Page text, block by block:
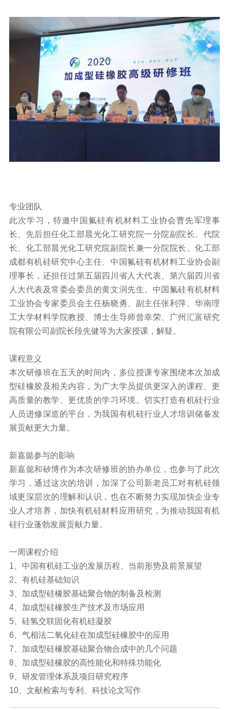
专业团队
此次学习，特邀中国氟硅有机材料工业协会曹先军理事
长、先后担任化工部晨光化工研究院一分院副院长、代院
长、化工部晨光化工研究院副院长兼一分院院长、化工部
成都有机硅研究中心主任、中国氟硅有机材料工业协会副
理事长，还担任过第五届四川省人大代表、第六届四川省
人大代表及常委会委员的黄文润先生、中国氟硅有机材料
工业协会专家委员会主任杨晓勇、副主任张利萍、华南理
工大学材料学院教授、博士生导师曾幸荣、广州汇富研究
院有限公司副院长段先健等为大家授课，解疑。
课程意义
本次研修班在五天的时间内，多位授课专家围绕本次加成
型硅橡胶及相关内容，为广大学员提供更深入的课程、更
高质量的教学、更优质的学习环境。切实打造有机硅行业
人员进修深造的平台，为我国有机硅行业人才培训储备发
展贡献更大力量。
新嘉懿参与的影响
新嘉懿和矽博作为本次研修班的协办单位，也参与了此次
学习，通过这次的培训，加深了公司新老员工对有机硅领
域更深层次的理解和认识，也在不断努力实现加快企业专
业人才培养，加快有机硅材料应用研究，为推动我国有机
硅行业蓬勃发展贡献力量。
一周课程介绍
1、中国有机硅工业的发展历程、当前形势及前景展望
2、有机硅基础知识
3、加成型硅橡胶基础聚合物的制备及检测
4、加成型硅橡胶生产技术及市场应用
5、硅氢交联固化有机硅凝胶
6、气相法二氧化硅在加成型硅橡胶中的应用
7、加成型硅橡胶基础聚合物合成中的几个问题
8、加成型硅橡胶的高性能化和特殊功能化
9、研发管理体系及项目研究程序
10、文献检索与专利、科技论文写作